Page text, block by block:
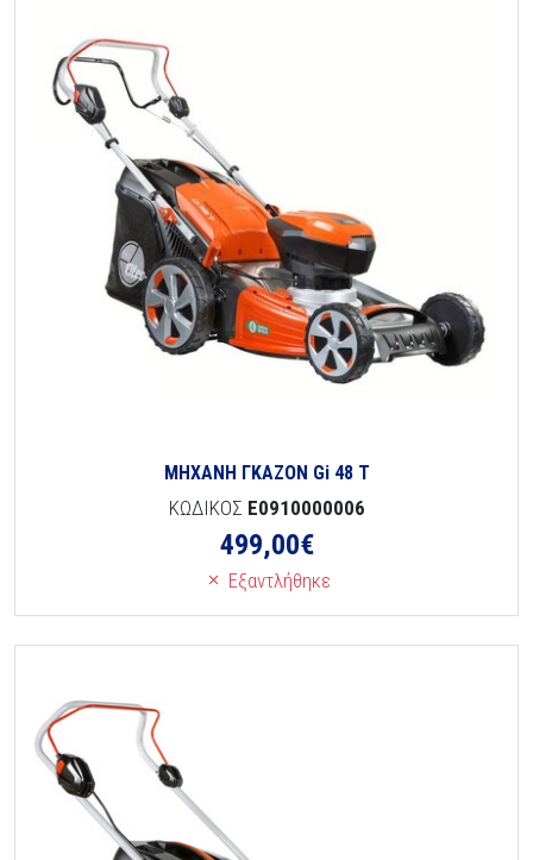
ΜΗΧΑΝΗ ΓΚΑΖΟΝ Gi 48 T
ΚΩΔΙΚΟΣ E0910000006
499,00€
Εξαντλήθηκε